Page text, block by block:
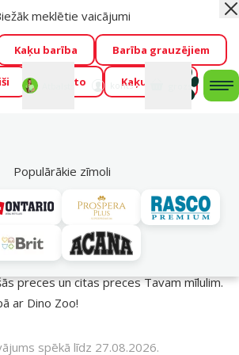
piedāvā lieliskas cenas mīluļu TOP
→Skatīt piedāvājumu!
Varbūt tieši Tavs mīlulis
zvaigzne
→Piedalīties
Mans
konts
meklētie vaicājumi
Kaķu barība Barība grauzējiem
Foresto Kaķu mājas
Populārākie zīmoli
– atlaides katrai gaumei!
preces un citas preces Tavam mīlulim.
ar Dino Zoo!
spēkā līdz 27.08.2026.